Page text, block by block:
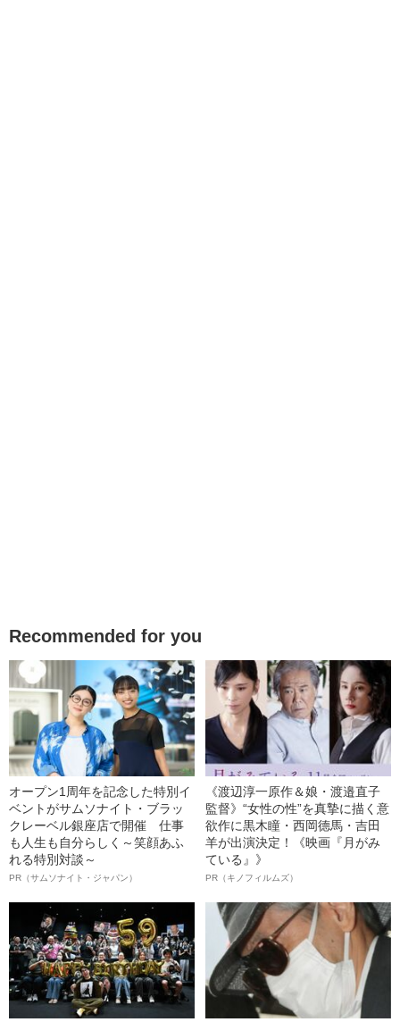
Recommended for you
オープン1周年を記念した特別イ
ベントがサムソナイト・ブラッ
クレーベル銀座店で開催 仕事
も人生も自分らしく～笑顔あふ
れる特別対談～
PR（サムソナイト・ジャパン）
《渡辺淳一原作＆娘・渡邉直子
監督》“女性の性”を真摯に描く意
欲作に黒木瞳・西岡德馬・吉田
羊が出演決定！《映画『月がみ
ている』》
PR（キノフィルムズ）